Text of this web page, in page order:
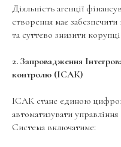
Діяльність агенції
створення має
та суттєво знизити
2. Запровадження
контролю (ІСАК)
ІСАК стане єдиною
автоматизувати
Система включатиме: